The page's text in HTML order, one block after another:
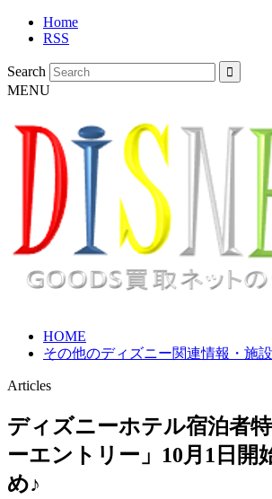
Home
RSS
Search
MENU
HOME
その他のディズニー関連情報・施
Articles
ディズニーホテル宿泊者
ーエントリー」10月1日開
め♪